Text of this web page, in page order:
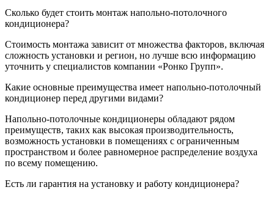
Сколько будет стоить монтаж напольно-потолочного
кондиционера?
Стоимость монтажа зависит от множества факторов, включая
сложность установки и регион, но лучше всю информацию
уточнить у специалистов компании «Ронко Групп».
Какие основные преимущества имеет напольно-потолочный
кондиционер перед другими видами?
Напольно-потолочные кондиционеры обладают рядом
преимуществ, таких как высокая производительность,
возможность установки в помещениях с ограниченным
пространством и более равномерное распределение воздуха
по всему помещению.
Есть ли гарантия на установку и работу кондиционера?